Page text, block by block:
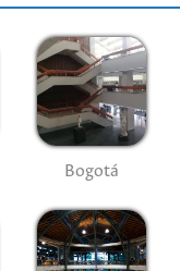
Bogotá